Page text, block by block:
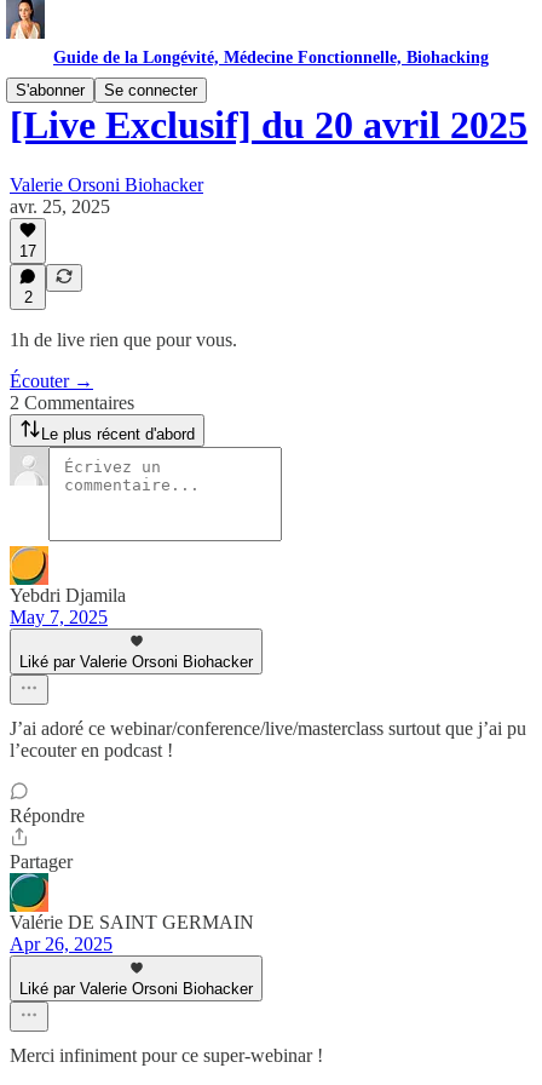
Guide de la Longévité, Médecine Fonctionnelle, Biohacking
S'abonner
Se connecter
[Live Exclusif] du 20 avril 2025
Valerie Orsoni Biohacker
avr. 25, 2025
17
2
1h de live rien que pour vous.
Écouter →
2 Commentaires
Le plus récent d'abord
Yebdri Djamila
May 7, 2025
Liké par Valerie Orsoni Biohacker
J’ai adoré ce webinar/conference/live/masterclass surtout que j’ai pu
l’ecouter en podcast !
Répondre
Partager
Valérie DE SAINT GERMAIN
Apr 26, 2025
Liké par Valerie Orsoni Biohacker
Merci infiniment pour ce super-webinar !